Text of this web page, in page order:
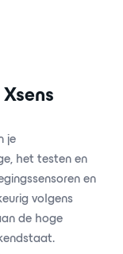
je
het testen en
en
volgens
de hoge